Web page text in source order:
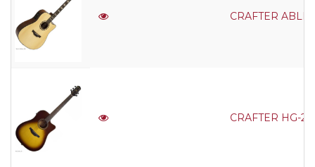
CRAFTER
CRAFTER HG-